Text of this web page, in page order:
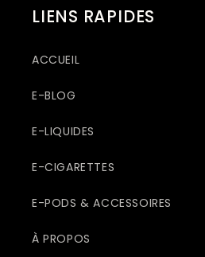
LIENS RAPIDES
ACCUEIL
E-BLOG
E-LIQUIDES
E-CIGARETTES
E-PODS & ACCESSOIRES
À PROPOS